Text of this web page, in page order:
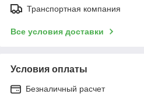
Транспортная компания
Все условия доставки
Условия оплаты
Безналичный расчет